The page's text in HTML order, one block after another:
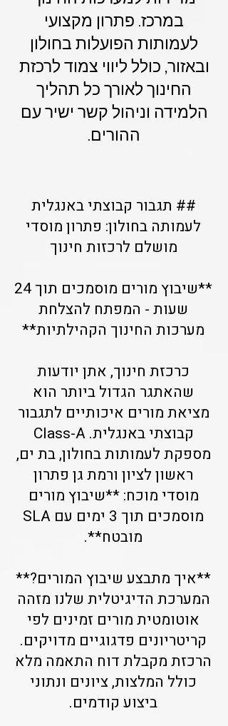
במרכז. פתרון מקצועי
לעמותות הפועלות בחולון
ובאזור, כולל ליווי צמוד לרכזת
החינוך לאורך כל תהליך
הלמידה וניהול קשר ישיר עם
ההורים.
## תגבור קבוצתי באנגלית
לעמותה בחולון: פתרון מוסדי
מושלם לרכזות חינוך
**שיבוץ מורים מוסמכים תוך 24
שעות - המפתח להצלחת
מערכות החינוך הקהילתיות**
כרכזת חינוך, אתן יודעות
שהאתגר הגדול ביותר הוא
מציאת מורים איכותיים לתגבור
קבוצתי באנגלית. Class-A
מספקת לעמותות בחולון, בת ים,
ראשון לציון ורמת גן פתרון
מוסדי מוכח: **שיבוץ מורים
מוסמכים תוך 3 ימים עם SLA
מובטח**.
**איך מתבצע שיבוץ המורים?**
המערכת הדיגיטלית שלנו מזהה
אוטומטית מורים זמינים לפי
קריטריונים פדגוגיים מדויקים.
הרכזת מקבלת דוח התאמה מלא
כולל המלצות, ציונים ונתוני
ביצוע קודמים.